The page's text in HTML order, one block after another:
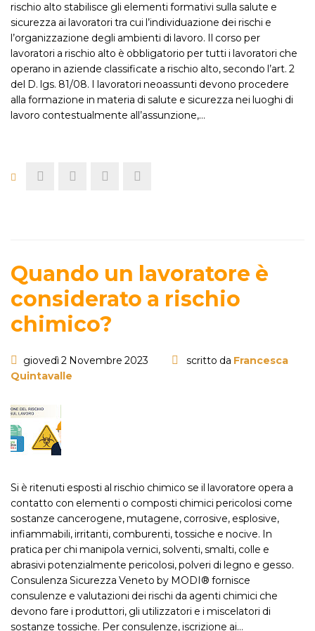
rischio alto stabilisce gli elementi formativi sulla salute e
sicurezza ai lavoratori tra cui l’individuazione dei rischi e
l’organizzazione degli ambienti di lavoro. Il corso per
lavoratori a rischio alto è obbligatorio per tutti i lavoratori che
operano in aziende classificate a rischio alto, secondo l’art. 2
del D. lgs. 81/08. I lavoratori neoassunti devono procedere
alla formazione in materia di salute e sicurezza nei luoghi di
lavoro contestualmente all’assunzione,…
Quando un lavoratore è
considerato a rischio
chimico?
giovedì 2 Novembre 2023 scritto da Francesca
Quintavalle
Si è ritenuti esposti al rischio chimico se il lavoratore opera a
contatto con elementi o composti chimici pericolosi come
sostanze cancerogene, mutagene, corrosive, esplosive,
infiammabili, irritanti, comburenti, tossiche e nocive. In
pratica per chi manipola vernici, solventi, smalti, colle e
abrasivi potenzialmente pericolosi, polveri di legno e gesso.
Consulenza Sicurezza Veneto by MODI® fornisce
consulenze e valutazioni dei rischi da agenti chimici che
devono fare i produttori, gli utilizzatori e i miscelatori di
sostanze tossiche. Per consulenze, iscrizione ai…